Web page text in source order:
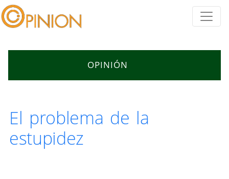
OPINIÓN
El problema de la
estupidez